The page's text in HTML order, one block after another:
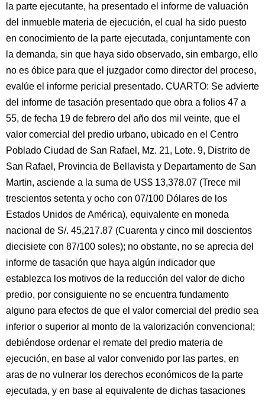
la parte ejecutante, ha presentado el informe de valuación
del inmueble materia de ejecución, el cual ha sido puesto
en conocimiento de la parte ejecutada, conjuntamente con
la demanda, sin que haya sido observado, sin embargo, ello
no es óbice para que el juzgador como director del proceso,
evalúe el informe pericial presentado. CUARTO: Se advierte
del informe de tasación presentado que obra a folios 47 a
55, de fecha 19 de febrero del año dos mil veinte, que el
valor comercial del predio urbano, ubicado en el Centro
Poblado Ciudad de San Rafael, Mz. 21, Lote. 9, Distrito de
San Rafael, Provincia de Bellavista y Departamento de San
Martin, asciende a la suma de US$ 13,378.07 (Trece mil
trescientos setenta y ocho con 07/100 Dólares de los
Estados Unidos de América), equivalente en moneda
nacional de S/. 45,217.87 (Cuarenta y cinco mil doscientos
diecisiete con 87/100 soles); no obstante, no se aprecia del
informe de tasación que haya algún indicador que
establezca los motivos de la reducción del valor de dicho
predio, por consiguiente no se encuentra fundamento
alguno para efectos de que el valor comercial del predio sea
inferior o superior al monto de la valorización convencional;
debiéndose ordenar el remate del predio materia de
ejecución, en base al valor convenido por las partes, en
aras de no vulnerar los derechos económicos de la parte
ejecutada, y en base al equivalente de dichas tasaciones